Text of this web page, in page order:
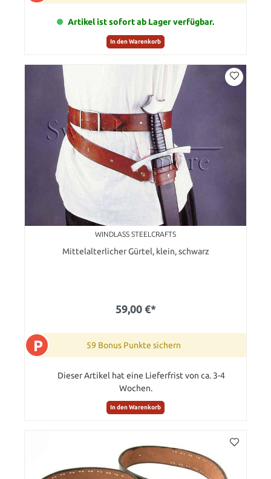
Artikel ist sofort ab Lager verfügbar.
In den Warenkorb
WINDLASS STEELCRAFTS
Mittelalterlicher Gürtel, klein, schwarz
59,00 €*
P 59 Bonus Punkte sichern
Dieser Artikel hat eine Lieferfrist von ca. 3-4
Wochen.
In den Warenkorb